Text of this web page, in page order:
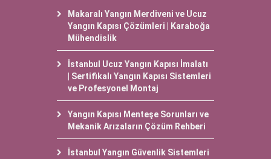
Makaralı Yangın Merdiveni ve Ucuz
Yangın Kapısı Çözümleri | Karaboğa
Mühendislik
İstanbul Ucuz Yangın Kapısı İmalatı
| Sertifikalı Yangın Kapısı Sistemleri
ve Profesyonel Montaj
Yangın Kapısı Menteşe Sorunları ve
Mekanik Arızaların Çözüm Rehberi
İstanbul Yangın Güvenlik Sistemleri